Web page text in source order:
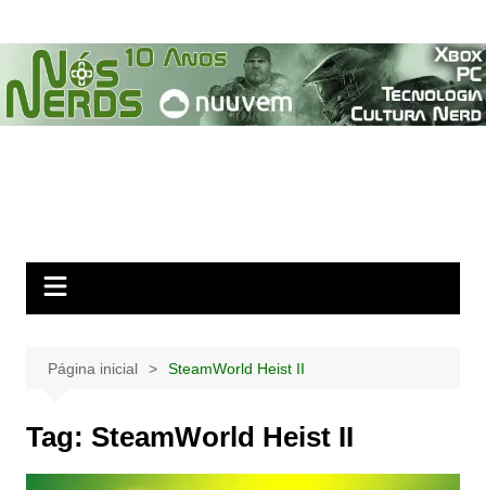
para
conteúdo
Página inicial SteamWorld Heist II
Tag: SteamWorld Heist II